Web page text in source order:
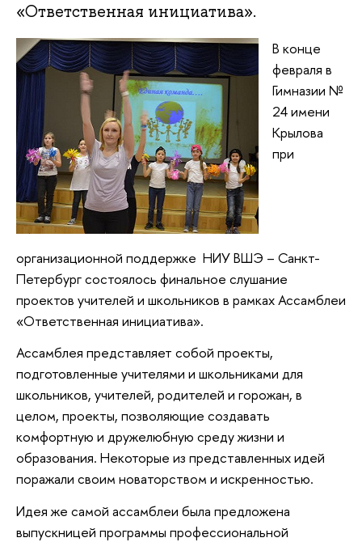
«Ответственная инициатива».
В конце
февраля в
Гимназии №
24 имени
Крылова
при
организационной поддержке НИУ ВШЭ – Санкт-
Петербург состоялось финальное слушание
проектов учителей и школьников в рамках Ассамблеи
«Ответственная инициатива».
Ассамблея представляет собой проекты,
подготовленные учителями и школьниками для
школьников, учителей, родителей и горожан, в
целом, проекты, позволяющие создавать
комфортную и дружелюбную среду жизни и
образования. Некоторые из представленных идей
поражали своим новаторством и искренностью.
Идея же самой ассамблеи была предложена
выпускницей программы профессиональной